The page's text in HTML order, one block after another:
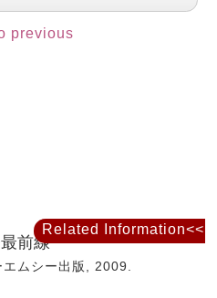
previous
前線
ムシー出版, 2009.
Related Information<<